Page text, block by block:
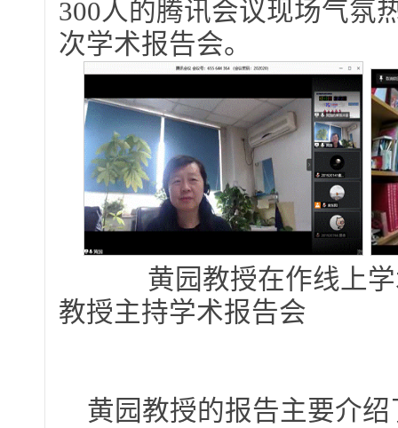
300人的腾讯会议现场气氛
次学术报告会。
黄园教授在作线
教授主持学术报告会
黄园教授的报告主要介绍